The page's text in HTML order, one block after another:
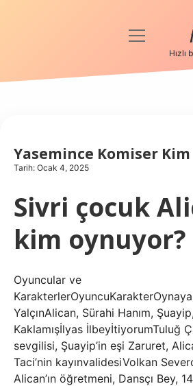
Anasayfa
Hakkımızda
menüyü
Hızlı
Yasemince Komiser Kim
Tarih: Ocak 4, 2025
Sivri çocuk
kim oynuyor?
Oyuncular ve
YalçınAlican, Sürahi Hanım,
Kaklamışİlyas İlbeyİtiyorumTuluğ
sevgilisi, Şuayip’in eşi Zaruret,
Taci’nin kayınvalidesiVolkan
Alican’ın öğretmeni, Dansçı Bey,